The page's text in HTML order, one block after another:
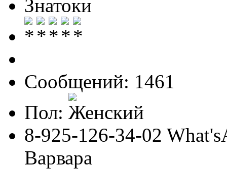
Знатоки
Сообщений: 1461
Пол:
8-925-126-34-02
Варвара